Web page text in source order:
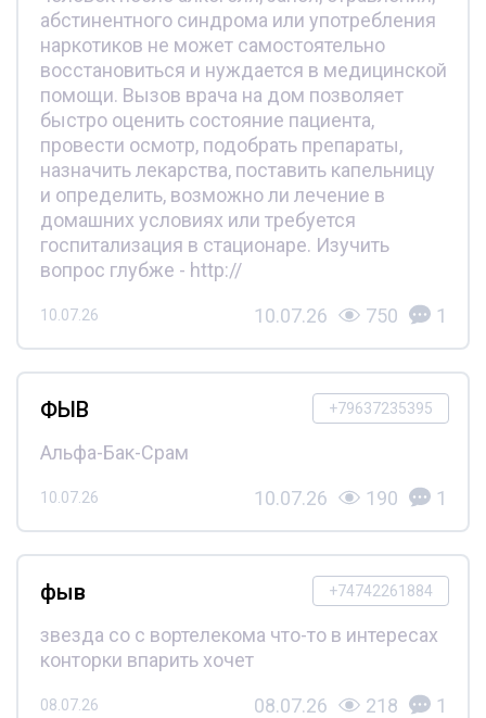
абстинентного синдрома или употребления
наркотиков не может самостоятельно
восстановиться и нуждается в медицинской
помощи. Вызов врача на дом позволяет
быстро оценить состояние пациента,
провести осмотр, подобрать препараты,
назначить лекарства, поставить капельницу
и определить, возможно ли лечение в
домашних условиях или требуется
госпитализация в стационаре. Изучить
вопрос глубже - http://
10.07.26 10.07.26 750 1
+79637235395
ФЫВ
Альфа-Бак-Срам
10.07.26 10.07.26 190 1
+74742261884
фыв
звезда со с вортелекома что-то в интересах
конторки впарить хочет
08.07.26 08.07.26 218 1